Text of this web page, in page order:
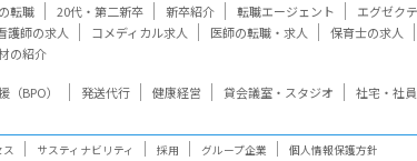
転職 20代・第二新卒 新卒紹介 転職エージェント エグゼク
護師の求人 コメディカル求人 医師の転職・求人 保育士の求人
の紹介
BPO） 発送代行 健康経営 貸会議室・スタジオ 社宅・社
サスティナビリティ 採用 グループ企業 個人情報保護方針